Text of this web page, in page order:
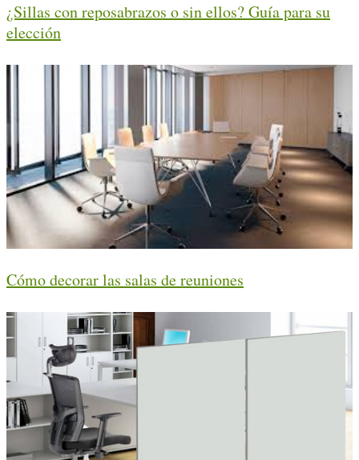
¿Sillas con reposabrazos o sin ellos? Guía para su
elección
Cómo decorar las salas de reuniones